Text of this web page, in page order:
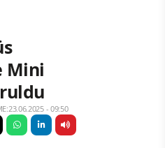
Mini
- 09:50